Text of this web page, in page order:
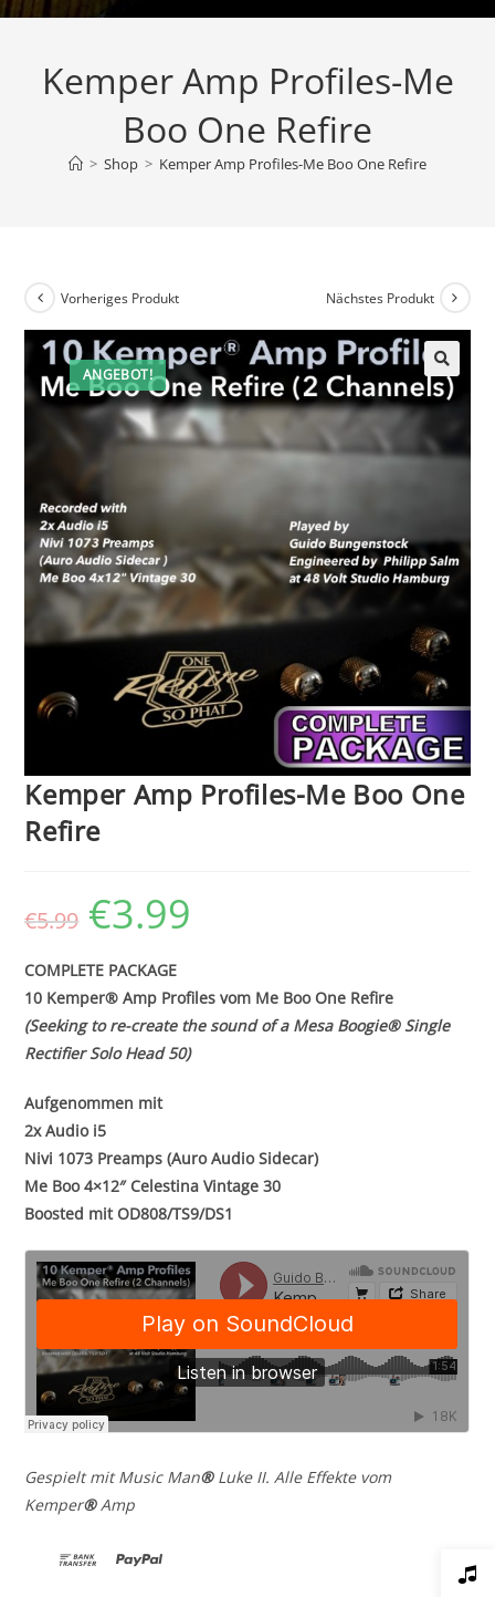
Kemper Amp Profiles-Me
Boo One Refire
> Shop > Kemper Amp Profiles-Me Boo One Refire
ANGEBOT!
Vorheriges Produkt Nächstes Produkt
🔍
Kemper Amp Profiles-Me Boo One
Refire
€5.99
Ursprünglicher
Preis
war:
€3.99
COMPLETE PACKAGE
10 Kemper® Amp Profiles vom Me Boo One Refire
(Seeking to re-create the sound of a Mesa Boogie® Single
Rectifier Solo Head 50)
Aufgenommen mit
2x Audio i5
Nivi 1073 Preamps (Auro Audio Sidecar)
Me Boo 4×12″ Celestina Vintage 30
Boosted mit OD808/TS9/DS1
Gespielt mit Music Man®Luke II. Alle Effekte vom
Kemper®Amp